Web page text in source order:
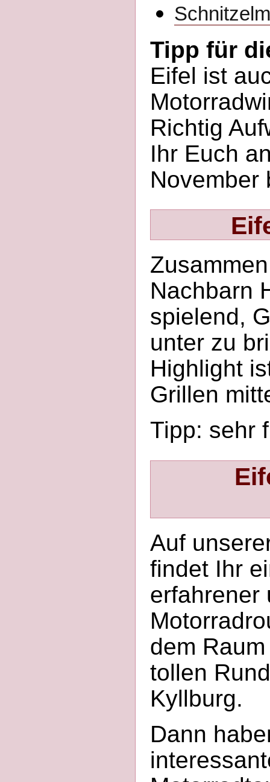
Tipp für
Eifel ist
Richtig
Ihr Euch
November
Nachbarn
spielend,
unter zu
Highlight
Grillen
Tipp: sehr
Auf
findet Ihr
erfahrener
dem
tollen
Kyllburg.
Dann